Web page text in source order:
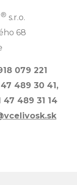
® s.r.o.
68
079 221
47 489 30 41,
31 14